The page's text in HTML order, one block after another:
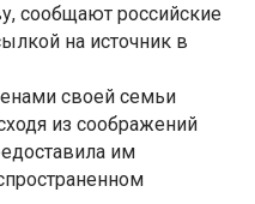
сообщают российские
на источник в
своей семьи
из соображений
им